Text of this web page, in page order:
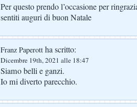
Per questo prendo l’occasione per
sentiti auguri di buon Natale
Franz Paperott ha scritto:
Dicembre 19th, 2021 alle 18:47
Siamo belli e ganzi.
Io mi diverto parecchio.